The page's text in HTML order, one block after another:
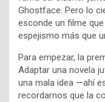
Ghostface. Pero lo
esconde un filme
espejismo más que
Para empezar, la
Adaptar una novela
una mala idea —ahí
recordarnos que la